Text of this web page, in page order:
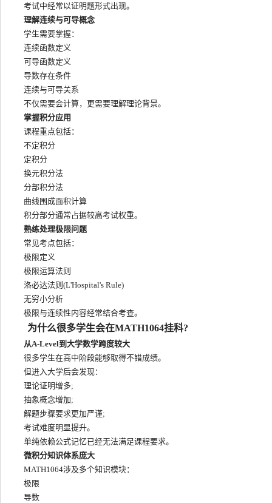
考试中经常以证明题形式出现。
理解连续与可导概念
学生需要掌握：
连续函数定义
可导函数定义
导数存在条件
连续与可导关系
不仅需要会计算，更需要理解理论背景。
掌握积分应用
课程重点包括：
不定积分
定积分
换元积分法
分部积分法
曲线围成面积计算
积分部分通常占据较高考试权重。
熟练处理极限问题
常见考点包括：
极限定义
极限运算法则
洛必达法则(L'Hospital's Rule)
无穷小分析
极限与连续性内容经常结合考查。
为什么很多学生会在MATH1064挂科?
从A-Level到大学数学跨度较大
很多学生在高中阶段能够取得不错成绩。
但进入大学后会发现：
理论证明增多;
抽象概念增加;
解题步骤要求更加严谨;
考试难度明显提升。
单纯依赖公式记忆已经无法满足课程要求。
微积分知识体系庞大
MATH1064涉及多个知识模块：
极限
导数